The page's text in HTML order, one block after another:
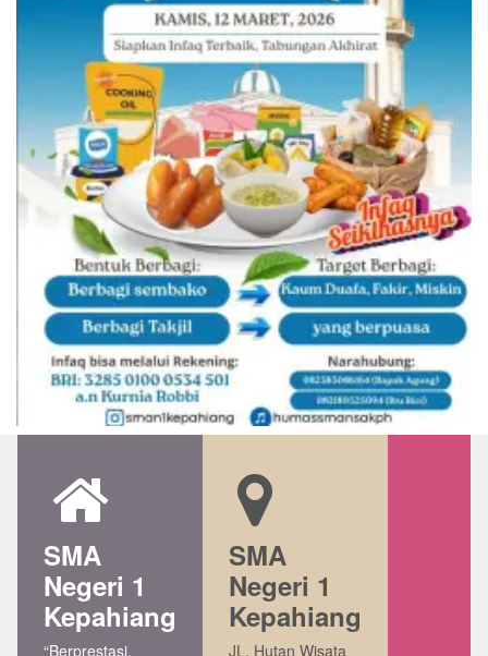
SMA
Negeri 1
Kepahiang
“Berprestasi,
SMA
Negeri 1
Kepahiang
JL. Hutan Wisata